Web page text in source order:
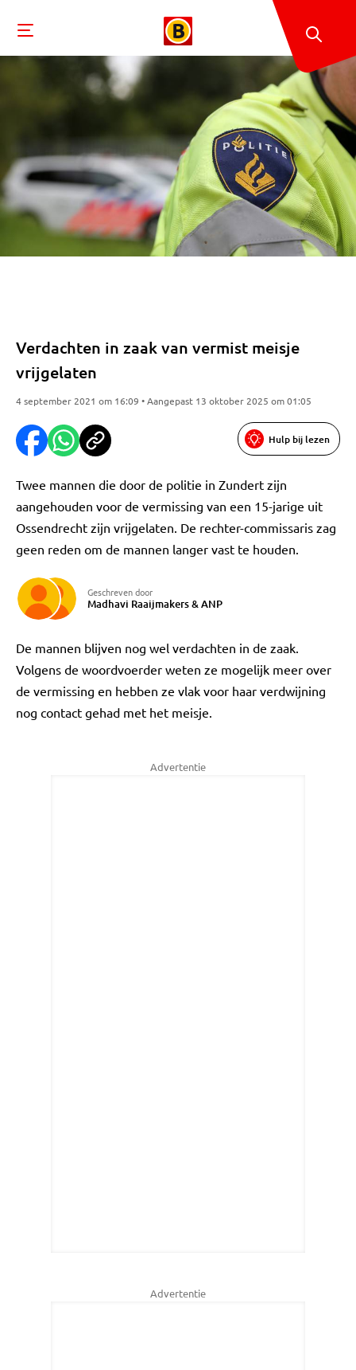
Verdachten in zaak van vermist meisje
vrijgelaten
4 september 2021 om 16:09 • Aangepast 13 oktober 2025 om 01:05
Hulp bij lezen
Twee mannen die door de politie in Zundert zijn
aangehouden voor de vermissing van een 15-jarige uit
Ossendrecht zijn vrijgelaten. De rechter-commissaris zag
geen reden om de mannen langer vast te houden.
Geschreven door
Madhavi Raaijmakers&ANP
De mannen blijven nog wel verdachten in de zaak.
Volgens de woordvoerder weten ze mogelijk meer over
de vermissing en hebben ze vlak voor haar verdwijning
nog contact gehad met het meisje.
Advertentie
Advertentie